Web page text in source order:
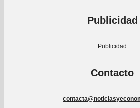
Publicidad
Publicidad
Contacto